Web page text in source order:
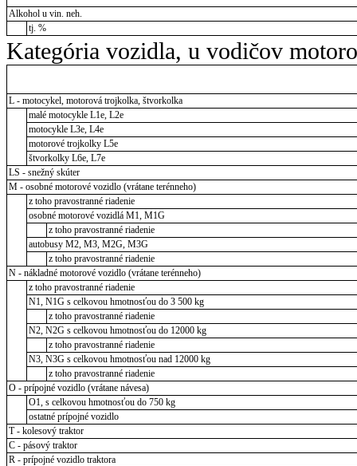
Alkohol u vin. neh.
tj. %
Kategória vozidla, u vodičov
L - motocykel, motorová trojkolka, štvorkolka
malé motocykle L1e, L2e
motocykle L3e, L4e
motorové trojkolky L5e
štvorkolky L6e, L7e
LS - snežný skúter
M - osobné motorové vozidlo (vrátane terénneho)
z toho pravostranné riadenie
osobné motorové vozidlá M1, M1G
z toho pravostranné riadenie
autobusy M2, M3, M2G, M3G
z toho pravostranné riadenie
N - nákladné motorové vozidlo (vrátane terénneho)
z toho pravostranné riadenie
N1, N1G s celkovou hmotnosťou do 3 500 kg
z toho pravostranné riadenie
N2, N2G s celkovou hmotnosťou do 12000 kg
z toho pravostranné riadenie
N3, N3G s celkovou hmotnosťou nad 12000 kg
z toho pravostranné riadenie
O - prípojné vozidlo (vrátane návesa)
O1, s celkovou hmotnosťou do 750 kg
ostatné prípojné vozidlo
T - kolesový traktor
C - pásový traktor
R - prípojné vozidlo traktora